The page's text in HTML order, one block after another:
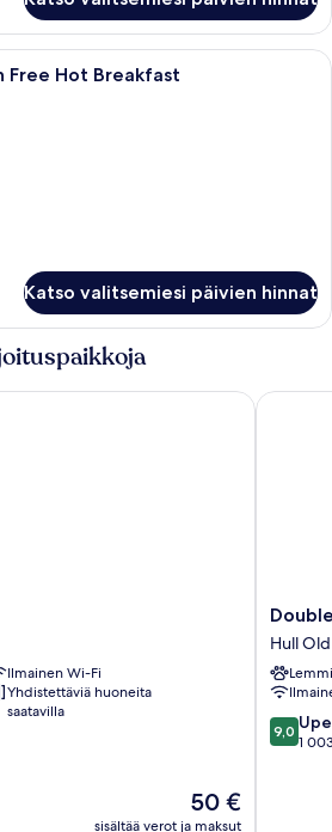
Työpöytä, pimennysverhot,
Free Hot Breakfast
Katso valitsemiesi päivien hinnat
Ilmainen Wi-Fi
Yhdistettäviä huoneita
saatavilla
Hinta
50 €
sisältää verot ja maksut
by
Hilton
Hull
United
Hull
Hull
9.0
kautta
9,0
1